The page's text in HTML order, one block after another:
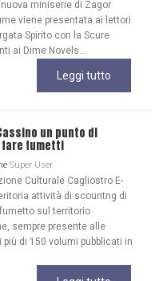
miniserie di Zagor
viene presentata ai lettori
Spirito con la Scure
ai Dime Novels...
Leggi tutto
un punto di
fare fumetti
Super User
Culturale Cagliostro E-
attività di scountng di
sul territorio
sempre presente alle
di 150 volumi pubblicati in